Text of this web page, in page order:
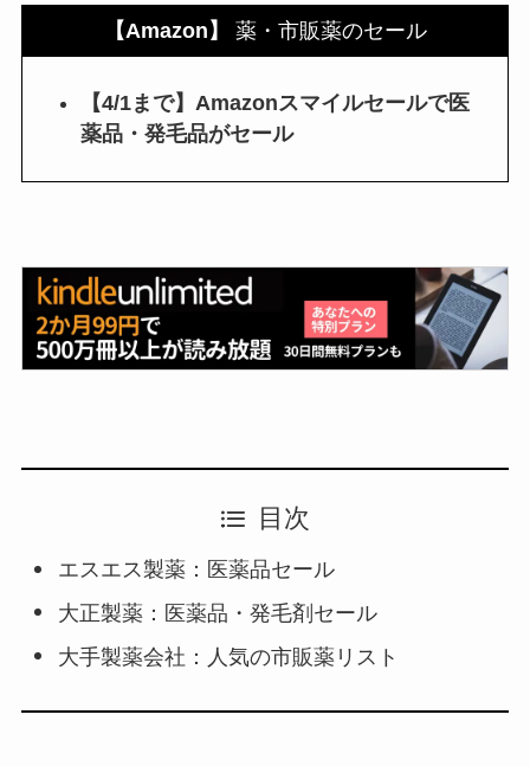
【Amazon】 薬・市販薬のセール
【4/1まで】Amazonスマイルセールで医
薬品・発毛品がセール
目次
エスエス製薬：医薬品セール
大正製薬：医薬品・発毛剤セール
大手製薬会社：人気の市販薬リスト